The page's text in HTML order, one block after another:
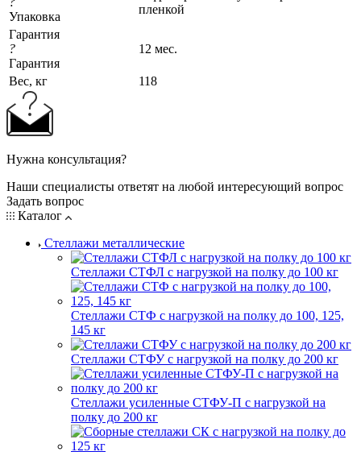
Упаковка
пленкой
Гарантия
?
Гарантия
12 мес.
Вес, кг 118
Нужна консультация?
Наши специалисты ответят на любой интересующий вопрос
Задать вопрос
Каталог
Стеллажи металлические
Стеллажи СТФЛ с нагрузкой на полку до 100 кг
Стеллажи СТФ с нагрузкой на полку до 100, 125,
145 кг
Стеллажи СТФУ с нагрузкой на полку до 200 кг
Стеллажи усиленные СТФУ-П с нагрузкой на
полку до 200 кг